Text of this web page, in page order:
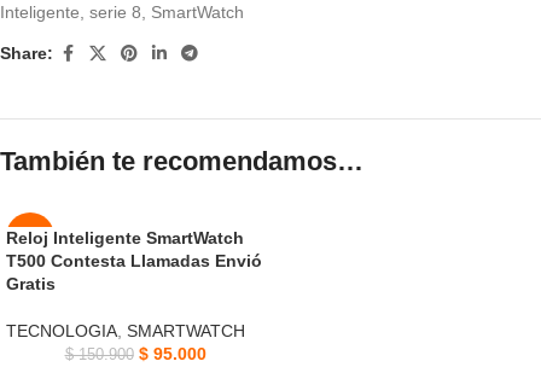
Inteligente serie 8 SmartWatch
Share:
También te recomendamos…
-37%
Reloj Inteligente SmartWatch
T500 Contesta Llamadas Envió
Gratis
TECNOLOGIA SMARTWATCH
$150.900 $95.000